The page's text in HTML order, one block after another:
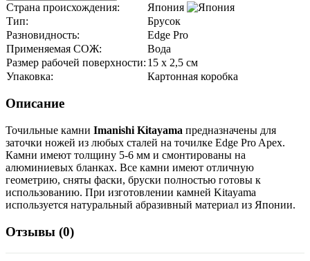
Страна происхождения:
Япония
Тип:
Брусок
Разновидность:
Edge Pro
Применяемая СОЖ:
Вода
Размер рабочей поверхности: 15 x 2,5 см
Упаковка:
Картонная коробка
Описание
Точильные камни Imanishi Kitayama предназначены для
заточки ножей из любых сталей на точилке Edge Pro Apex.
Камни имеют толщину 5-6 мм и смонтированы на
алюминиевых бланках. Все камни имеют отличную
геометрию, сняты фаски, бруски полностью готовы к
использованию. При изготовлении камней Kitayama
используется натуральный абразивный материал из Японии.
Отзывы (0)